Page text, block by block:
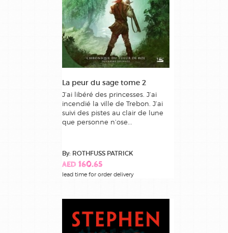
La peur du sage tome 2
J’ai libéré des princesses. J’ai
incendié la ville de Trebon. J’ai
suivi des pistes au clair de lune
que personne n’ose...
By: ROTHFUSS PATRICK
AED 160.65
lead time for order delivery